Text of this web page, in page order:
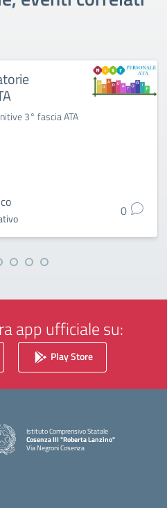
3° fascia ATA
0
app ufficiale su:
Play Store
Istituto Comprensivo Statale
Cosenza III "Roberta Lanzino"
Via Negroni Cosenza
— Visita la pagina iniziale della scuola